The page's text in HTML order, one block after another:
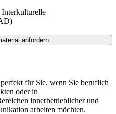
für Sie, wenn Sie beruflich
oder in
innerbetrieblicher und
arbeiten möchten.